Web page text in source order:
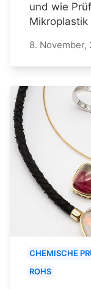
und wie
8. November,
CHEMISCHE
ROHS